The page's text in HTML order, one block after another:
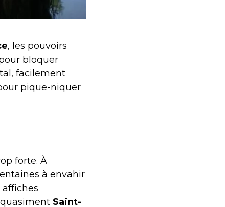
, les pouvoirs
bloquer
facilement
pique-niquer
forte. À
à envahir
quasiment Saint-